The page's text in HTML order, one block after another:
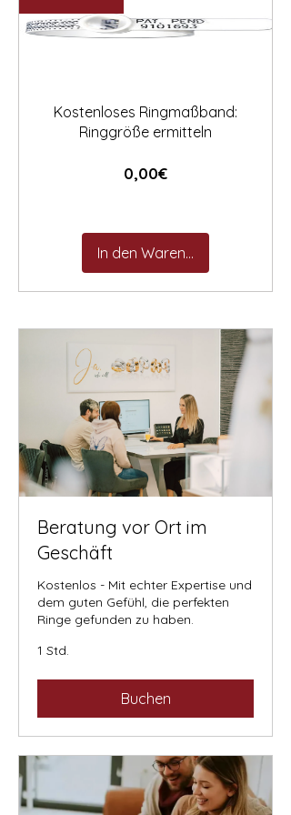
Kostenloses Ringmaßband:
Ringgröße ermitteln
0,00€Preis
In den Warenkorb
Beratung vor Ort im
Geschäft
Kostenlos - Mit echter Expertise und
dem guten Gefühl, die perfekten
Ringe gefunden zu haben.
1 Std.
Buchen